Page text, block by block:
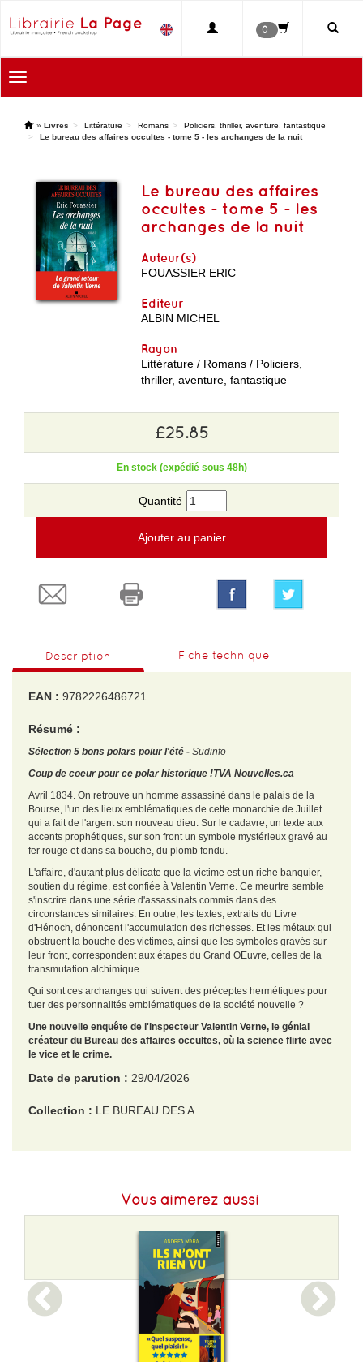
0
Toggle
navigation
' » Livres Littérature Romans
Policiers, thriller, aventure, fantastique
Le bureau des affaires occultes - tome 5 - les archanges de la nuit
Le bureau des affaires
occultes - tome 5 - les
archanges de la nuit
Auteur(s)
FOUASSIER ERIC
Editeur
ALBIN MICHEL
Rayon
Littérature / Romans / Policiers,
thriller, aventure, fantastique
£25.85
En stock (expédié sous 48h)
Quantité
Ajouter au panier
Description Fiche technique
EAN : 9782226486721
Résumé :
Sélection 5 bons polars poiur l'été - Sudinfo
Coup de coeur pour ce polar historique !TVA Nouvelles.ca
Avril 1834. On retrouve un homme assassiné dans le palais de la
Bourse, l'un des lieux emblématiques de cette monarchie de Juillet
qui a fait de l'argent son nouveau dieu. Sur le cadavre, un texte aux
accents prophétiques, sur son front un symbole mystérieux gravé au
fer rouge et dans sa bouche, du plomb fondu.
L'affaire, d'autant plus délicate que la victime est un riche banquier,
soutien du régime, est confiée à Valentin Verne. Ce meurtre semble
s'inscrire dans une série d'assassinats commis dans des
circonstances similaires. En outre, les textes, extraits du Livre
d'Hénoch, dénoncent l'accumulation des richesses. Et les métaux qui
obstruent la bouche des victimes, ainsi que les symboles gravés sur
leur front, correspondent aux étapes du Grand OEuvre, celles de la
transmutation alchimique.
Qui sont ces archanges qui suivent des préceptes hermétiques pour
tuer des personnalités emblématiques de la société nouvelle ?
Une nouvelle enquête de l'inspecteur Valentin Verne, le génial
créateur du Bureau des affaires occultes, où la science flirte avec
le vice et le crime.
Date de parution : 29/04/2026
Collection : LE BUREAU DES A
Vous aimerez aussi